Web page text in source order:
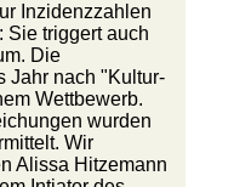
Inzidenzzahlen
Sie triggert auch
Die
Jahr nach "Kultur-
Wettbewerb.
wurden
Wir
Alissa Hitzemann